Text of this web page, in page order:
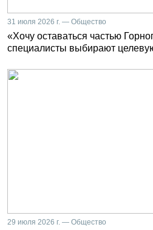
31 июля 2026 г. — Общество
«Хочу оставаться частью
специалисты выбирают
29 июля 2026 г. — Общество